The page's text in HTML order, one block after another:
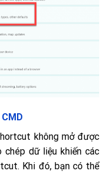
không mở được
dữ liệu khiến các
Khi đó, bạn có thể